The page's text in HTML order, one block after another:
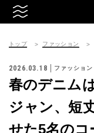
トップ ファッション
2026.03.18 ファッション
春のデニム
ジャン、短
せた5名のコ